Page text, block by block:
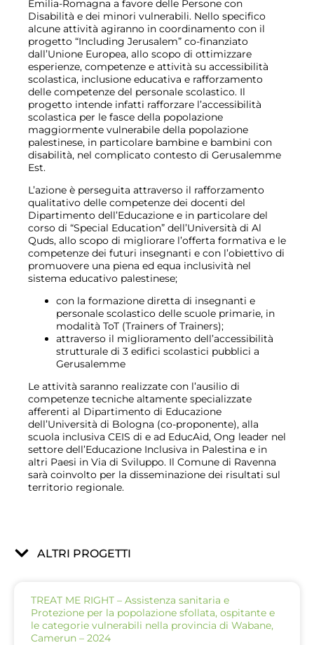
Emilia-Romagna a favore delle Persone con
Disabilità e dei minori vulnerabili. Nello specifico
alcune attività agiranno in coordinamento con il
progetto “Including Jerusalem” co-finanziato
dall’Unione Europea, allo scopo di ottimizzare
esperienze, competenze e attività su accessibilità
scolastica, inclusione educativa e rafforzamento
delle competenze del personale scolastico. Il
progetto intende infatti rafforzare l’accessibilità
scolastica per le fasce della popolazione
maggiormente vulnerabile della popolazione
palestinese, in particolare bambine e bambini con
disabilità, nel complicato contesto di Gerusalemme
Est.
L’azione è perseguita attraverso il rafforzamento
qualitativo delle competenze dei docenti del
Dipartimento dell’Educazione e in particolare del
corso di “Special Education” dell’Università di Al
Quds, allo scopo di migliorare l’offerta formativa e le
competenze dei futuri insegnanti e con l’obiettivo di
promuovere una piena ed equa inclusività nel
sistema educativo palestinese;
con la formazione diretta di insegnanti e
personale scolastico delle scuole primarie, in
modalità ToT (Trainers of Trainers);
attraverso il miglioramento dell’accessibilità
strutturale di 3 edifici scolastici pubblici a
Gerusalemme
Le attività saranno realizzate con l’ausilio di
competenze tecniche altamente specializzate
afferenti al Dipartimento di Educazione
dell’Università di Bologna (co-proponente), alla
scuola inclusiva CEIS di e ad EducAid, Ong leader nel
settore dell’Educazione Inclusiva in Palestina e in
altri Paesi in Via di Sviluppo. Il Comune di Ravenna
sarà coinvolto per la disseminazione dei risultati sul
territorio regionale.
ALTRI PROGETTI
TREAT ME RIGHT – Assistenza sanitaria e
Protezione per la popolazione sfollata, ospitante e
le categorie vulnerabili nella provincia di Wabane,
Camerun – 2024